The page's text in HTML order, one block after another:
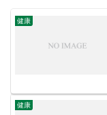
健康
健康